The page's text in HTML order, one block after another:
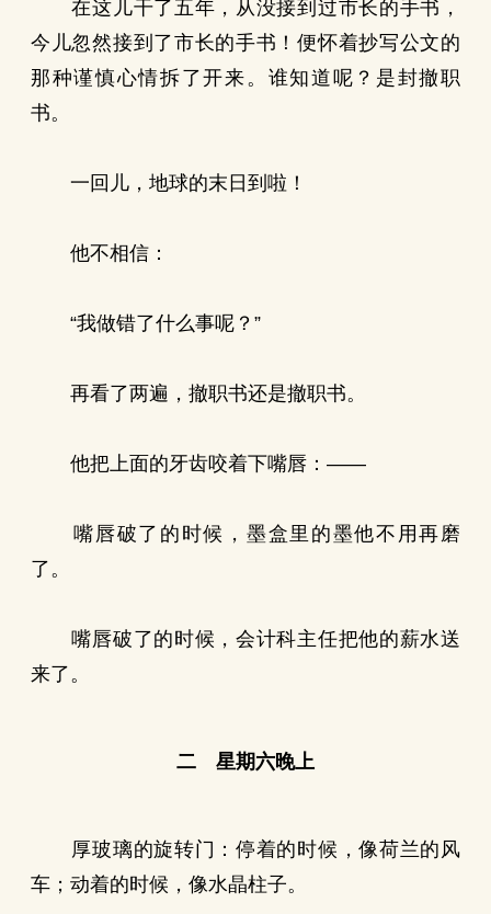
在这儿干了五年，从没接到过市长的手书，
今儿忽然接到了市长的手书！便怀着抄写公文的
那种谨慎心情拆了开来。谁知道呢？是封撤职
书。
一回儿，地球的末日到啦！
他不相信：
“我做错了什么事呢？”
再看了两遍，撤职书还是撤职书。
他把上面的牙齿咬着下嘴唇：——
嘴唇破了的时候，墨盒里的墨他不用再磨
了。
嘴唇破了的时候，会计科主任把他的薪水送
来了。
二 星期六晚上
厚玻璃的旋转门：停着的时候，像荷兰的风
车；动着的时候，像水晶柱子。